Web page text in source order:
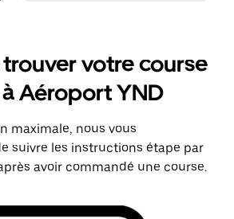
votre course
Aéroport YND
maximale, nous vous
suivre les instructions étape par
avoir commandé une course.